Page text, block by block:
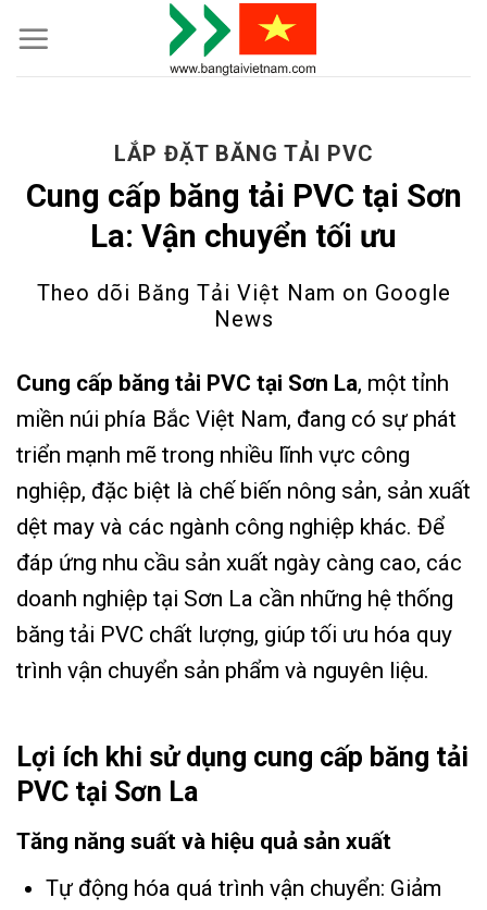
to
LẮP ĐẶT BĂNG TẢI PVC
Cung cấp băng tải PVC tại Sơn
La: Vận chuyển tối ưu
Theo dõi Băng Tải Việt Nam on Google
News
Cung cấp băng tải PVC tại Sơn La, một tỉnh
miền núi phía Bắc Việt Nam, đang có sự phát
triển mạnh mẽ trong nhiều lĩnh vực công
nghiệp, đặc biệt là chế biến nông sản, sản xuất
dệt may và các ngành công nghiệp khác. Để
đáp ứng nhu cầu sản xuất ngày càng cao, các
doanh nghiệp tại Sơn La cần những hệ thống
băng tải PVC chất lượng, giúp tối ưu hóa quy
trình vận chuyển sản phẩm và nguyên liệu.
Lợi ích khi sử dụng cung cấp băng tải
PVC tại Sơn La
Tăng năng suất và hiệu quả sản xuất
Tự động hóa quá trình vận chuyển: Giảm